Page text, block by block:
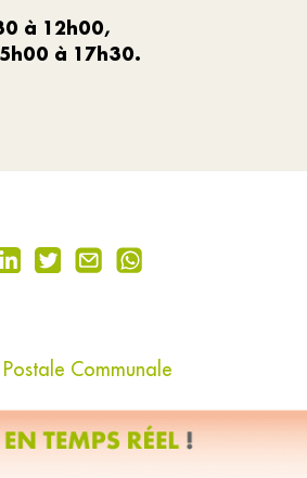
à 12h00,
à 17h30.
Communale